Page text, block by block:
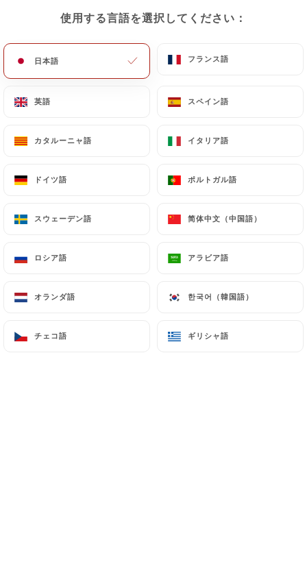
メニュー
使用する言語を選択してください：
日本語 フランス語
英語 スペイン語
カタルーニャ語 イタリア語
ドイツ語 ポルトガル語
スウェーデン語 简体中文（中国語）
ロシア語 アラビア語
オランダ語 한국어（韓国語）
チェコ語 ギリシャ語
連絡先
PORTOBELLO
95530 La Frette-sur-Seine France
使用する言語を選択してください：
日本語 フランス語
英語 スペイン語
カタルーニャ語 イタリア語
ドイツ語 ポルトガル語
スウェーデン語 简体中文（中国語）
ロシア語 アラビア語
オランダ語 한국어（韓国語）
チェコ語 ギリシャ語